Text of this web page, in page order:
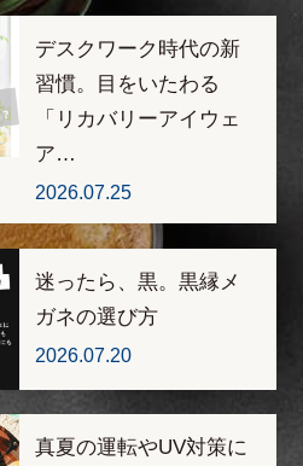
デスクワーク時代の新
習慣。目をいたわる
「リカバリーアイウェ
ア…
2026.07.25
迷ったら、黒。黒縁メ
ガネの選び方
2026.07.20
真夏の運転やUV対策に